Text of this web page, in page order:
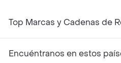
Top Marcas y Cadenas de
Encuéntranos en estos